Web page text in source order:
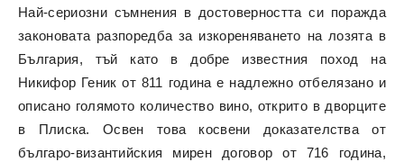
Най-сериозни съмнения в достоверността си поражда
законовата разпоредба за изкореняването на лозята в
България, тъй като в добре известния поход на
Никифор Геник от 811 година е надлежно отбелязано и
описано голямото количество вино, открито в дворците
в Плиска. Освен това косвени доказателства от
българо-византийския мирен договор от 716 година,